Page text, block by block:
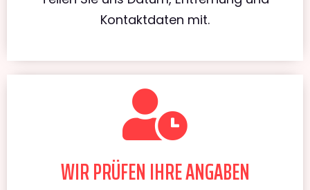
Kontaktdaten mit.
WIR PRÜFEN IHRE ANGABEN